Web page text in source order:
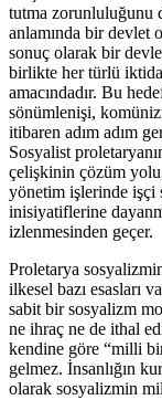
tutma zorunluluğunu
anlamında bir devlet
sonuç olarak bir
birlikte her türlü
amacındadır. Bu
sönümlenişi,
itibaren adım adım
Sosyalist
çelişkinin çözüm
yönetim işlerinde işçi
inisiyatiflerine
izlenmesinden geçer.
Proletarya
ilkesel bazı esasları
sabit bir sosyalizm
ne ihraç ne de ithal
kendine göre “milli
gelmez. İnsanlığın
olarak sosyalizmin